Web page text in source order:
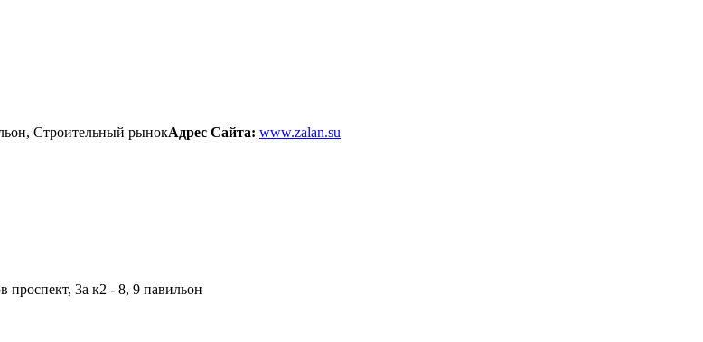
Строительный рынокАдрес Сайта: www.zalan.su
проспект, 3а к2 - 8, 9 павильон